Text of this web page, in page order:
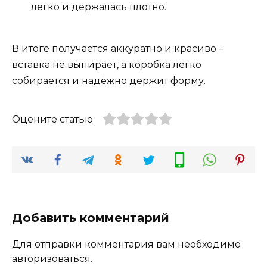
легко и держалась плотно.
В итоге получается аккуратно и красиво –
вставка не выпирает, а коробка легко
собирается и надёжно держит форму.
Оцените статью
Добавить комментарий
Для отправки комментария вам необходимо
авторизоваться.